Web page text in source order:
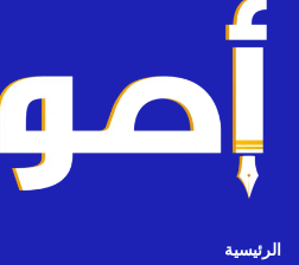
الرئيسية